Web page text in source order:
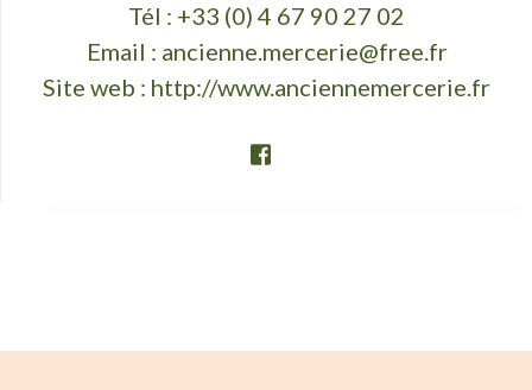
Tél : +33 (0) 4 67 90 27 02
Email : ancienne.mercerie@free.fr
Site web : http://www.anciennemercerie.fr